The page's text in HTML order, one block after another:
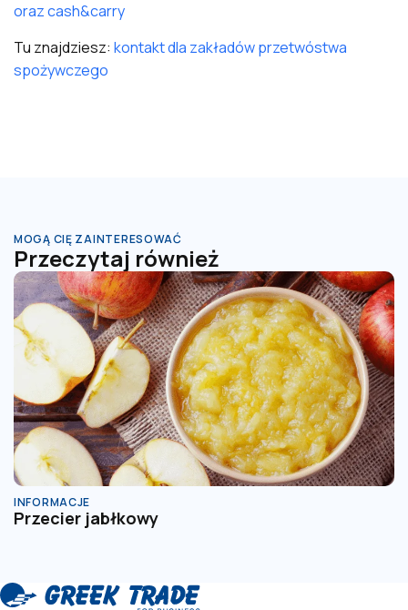
oraz cash&carry
Tu znajdziesz: kontakt dla zakładów przetwóstwa
spożywczego
MOGĄ CIĘ ZAINTERESOWAĆ
Przeczytaj również
INFORMACJE
Przecier jabłkowy